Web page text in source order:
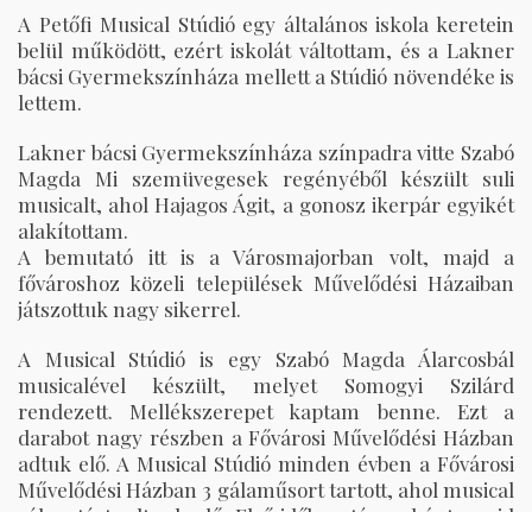
A Petőfi Musical Stúdió egy általános iskola keretein
belül működött, ezért iskolát váltottam, és a Lakner
bácsi Gyermekszínháza mellett a Stúdió növendéke is
lettem.
Lakner bácsi Gyermekszínháza színpadra vitte Szabó
Magda Mi szemüvegesek regényéből készült suli
musicalt, ahol Hajagos Ágit, a gonosz ikerpár egyikét
alakítottam.
A bemutató itt is a Városmajorban volt, majd a
fővároshoz közeli települések Művelődési Házaiban
játszottuk nagy sikerrel.
A Musical Stúdió is egy Szabó Magda Álarcosbál
musicalével készült, melyet Somogyi Szilárd
rendezett. Mellékszerepet kaptam benne. Ezt a
darabot nagy részben a Fővárosi Művelődési Házban
adtuk elő. A Musical Stúdió minden évben a Fővárosi
Művelődési Házban 3 gálaműsort tartott, ahol musical